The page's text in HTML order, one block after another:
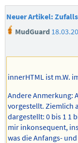
Neuer Artikel:
MudGuard
innerHTML ist m.W.
Andere Anmerkung:
vorgestellt. Ziemlich
dargestellt: 0 bis 1 1
mir inkonsequent,
was die Anfangs-